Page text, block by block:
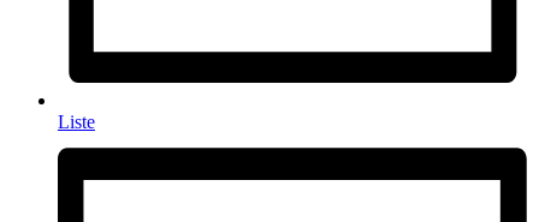
Liste